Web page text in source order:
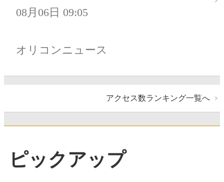
08月06日 09:05
オリコンニュース
アクセス数ランキング一覧へ
ピックアップ